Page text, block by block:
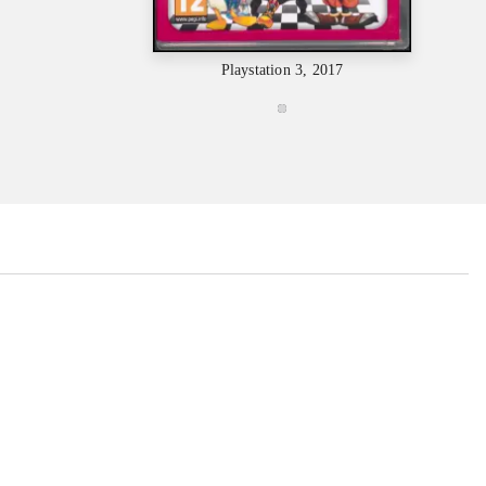
Playstation 3, 2017